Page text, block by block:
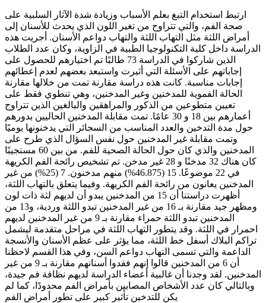
ارتبط استخدام التبغ بعلم الأسباب وزيادة شدة الآثار السلبية على
صحة الفم، والتي تتراوح من تغير اللون الذي يحدث للأسنان إلى
أمراض اللثة مثل التهاب اللثة والتهاب دواعم الأسنان. أجريت هذه
الدراسة داخل كلية التكنولوجيا الطبية في الزاوية، وكان عدد الطلاب
الذين شاركوا في الدراسة 73 طالبًا تم اختيارهم للحصول على
إجاباتهم على الأسئلة التي أثيرت واستبعد بعضهم لعدم إعطائهم
إجابات مناسبة. كانت هذه دراسة مقارنة تمت من خلالها مقارنة
الحالة الفموية للمدخنين وغير المدخنين، وهي تنطوي فقط على
تعيين متطوعين من الذكور والمراهقين والبالغين الذين تتراوح
أعمارهم بين 18 و 30 عامًا. تمت مقابلة المدخنين الحاليين بدورهم
حول مدة التدخين والعدد المناسب من السجائر التي يدخنونها يوميًا
وتمت مقابلة غير المدخنين حول نفس السؤال الذي طرح على
المدخنين والذي كان حول الحالة الصحية للفم. من بين 60 مستجيبًا
كان هناك 32 مدخنًا و 28 غير مدخن. تم تشخيص رائحة الفم الكريهة
في 22 موضوعًا. 15 (46.875%) منهم مدخنون. 7 (25%) من غير
المدخنين يعانون من رائحة الفم الكريهة. وفيما يتعلق بالتهاب اللثة،
أظهرت دراستنا أن 15 من المدخنين يبدو أن لديهم لثة ذات لون
ومظهر جيد مقارنة بـ 16 من غير المدخنين تبدو اللثة وردية، و13 من
المدخنين تبدو اللثة حمراء مقارنة بـ 9 من غير المدخنين لديهم
احمرار في اللثة. وقد يتطور التهاب اللثة في مراحل متقدمة ليشمل
تراكم البلاك أسفل خط اللثة، مما يؤثر على عظم الأسنان والأنسجة
الداعمة والتي تسمى التهاب دواعم السن، وفي هذا القسم لاحظنا
أن 6 من المدخنين قالوا إنهم فقدوا أسنانهم مقارنة بـ 9 من غير
المدخنين. لقد وجدنا أن غالبية أعضاء الدراسة لديهم نظافة فم جيدة،
وبالتالي كان عدد الأشخاص المصابين بأمراض الفم محدودًا، كما لم
يكن للتدخين تأثير كبير على تطور أمراض الفم